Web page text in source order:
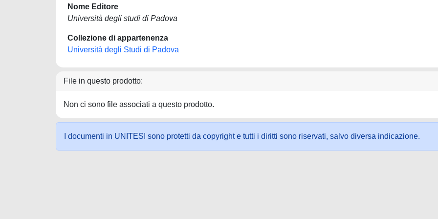
Nome Editore
Università degli studi di Padova
Collezione di appartenenza
Università degli Studi di Padova
File in questo prodotto:
Non ci sono file associati a questo prodotto.
I documenti in UNITESI sono protetti da copyright e tutti i diritti sono riservati, salvo diversa indicazione.